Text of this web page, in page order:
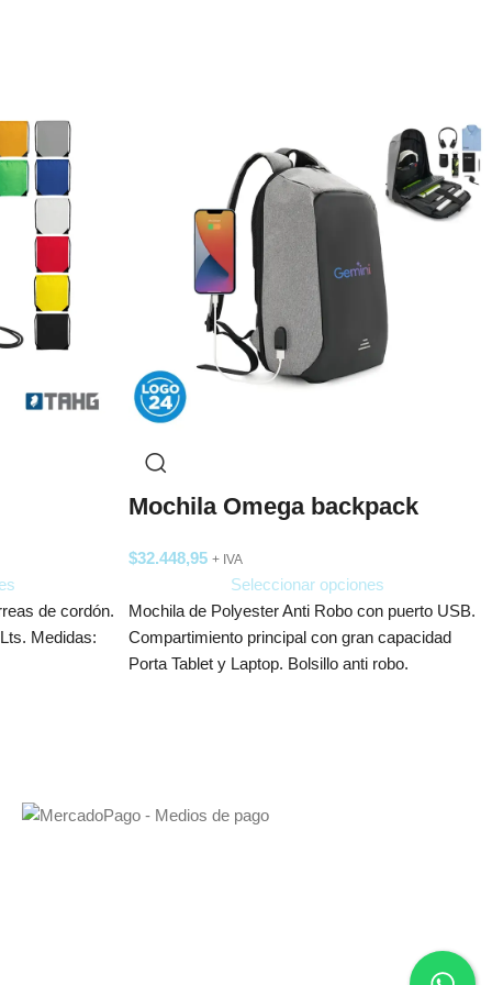
de cordón.
Medidas:
Mochila Omega backpack
$32.448,95 + IVA
Seleccionar opciones
Mochila de Polyester Anti Robo con puerto USB.
Compartimiento principal con gran capacidad
Porta Tablet y Laptop. Bolsillo anti robo.